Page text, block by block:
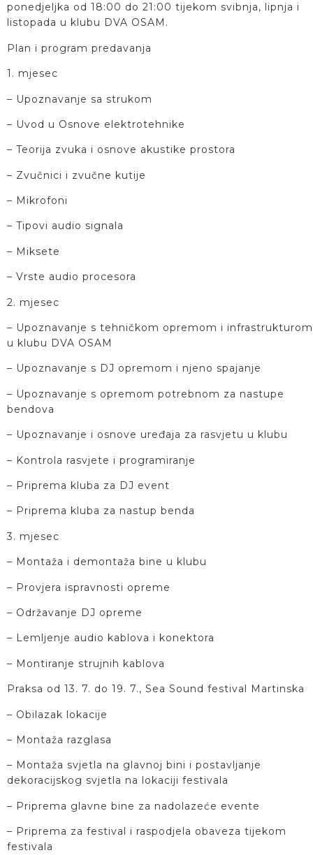
ponedjeljka od 18:00 do 21:00 tijekom svibnja, lipnja i
listopada u klubu DVA OSAM.
Plan i program predavanja
1. mjesec
– Upoznavanje sa strukom
– Uvod u Osnove elektrotehnike
– Teorija zvuka i osnove akustike prostora
– Zvučnici i zvučne kutije
– Mikrofoni
– Tipovi audio signala
– Miksete
– Vrste audio procesora
2. mjesec
– Upoznavanje s tehničkom opremom i infrastrukturom
u klubu DVA OSAM
– Upoznavanje s DJ opremom i njeno spajanje
– Upoznavanje s opremom potrebnom za nastupe
bendova
– Upoznavanje i osnove uređaja za rasvjetu u klubu
– Kontrola rasvjete i programiranje
– Priprema kluba za DJ event
– Priprema kluba za nastup benda
3. mjesec
– Montaža i demontaža bine u klubu
– Provjera ispravnosti opreme
– Održavanje DJ opreme
– Lemljenje audio kablova i konektora
– Montiranje strujnih kablova
Praksa od 13. 7. do 19. 7., Sea Sound festival Martinska
– Obilazak lokacije
– Montaža razglasa
– Montaža svjetla na glavnoj bini i postavljanje
dekoracijskog svjetla na lokaciji festivala
– Priprema glavne bine za nadolazeće evente
– Priprema za festival i raspodjela obaveza tijekom
festivala